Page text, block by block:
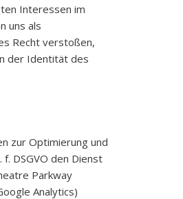
Interessen im
uns als
Recht verstoßen,
der Identität des
zur Optimierung und
DSGVO den Dienst
Parkway
Analytics)